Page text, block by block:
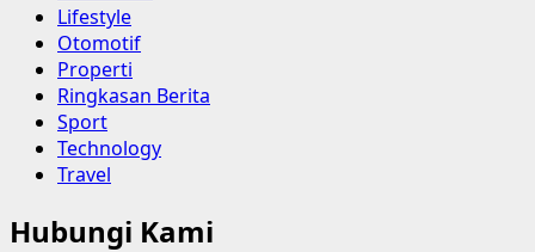
Lifestyle
Otomotif
Properti
Ringkasan Berita
Sport
Technology
Travel
Hubungi Kami